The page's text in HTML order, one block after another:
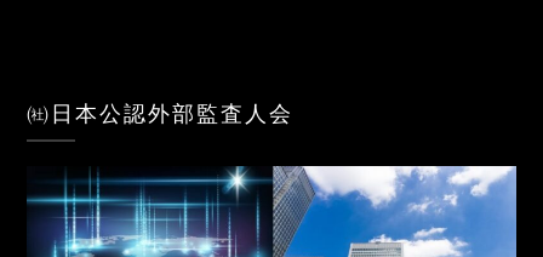
㈳日本公認外部監査人会